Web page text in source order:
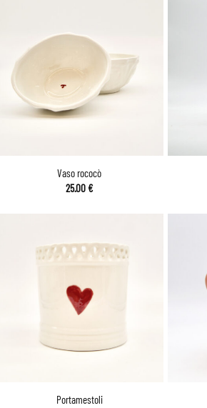
Vaso rococò
25.00€
Portamestoli